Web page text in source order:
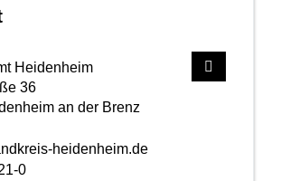
Heidenheim
36
an der Brenz
heidenheim.de
0